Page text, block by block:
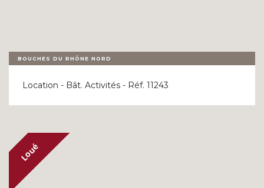
BOUCHES DU RHÔNE NORD
Location - Bât. Activités - Réf. 11243